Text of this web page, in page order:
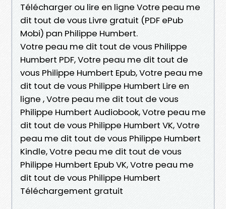
Télécharger ou lire en ligne Votre peau me
dit tout de vous Livre gratuit (PDF ePub
Mobi) pan Philippe Humbert.
Votre peau me dit tout de vous Philippe
Humbert PDF, Votre peau me dit tout de
vous Philippe Humbert Epub, Votre peau me
dit tout de vous Philippe Humbert Lire en
ligne , Votre peau me dit tout de vous
Philippe Humbert Audiobook, Votre peau me
dit tout de vous Philippe Humbert VK, Votre
peau me dit tout de vous Philippe Humbert
Kindle, Votre peau me dit tout de vous
Philippe Humbert Epub VK, Votre peau me
dit tout de vous Philippe Humbert
Téléchargement gratuit